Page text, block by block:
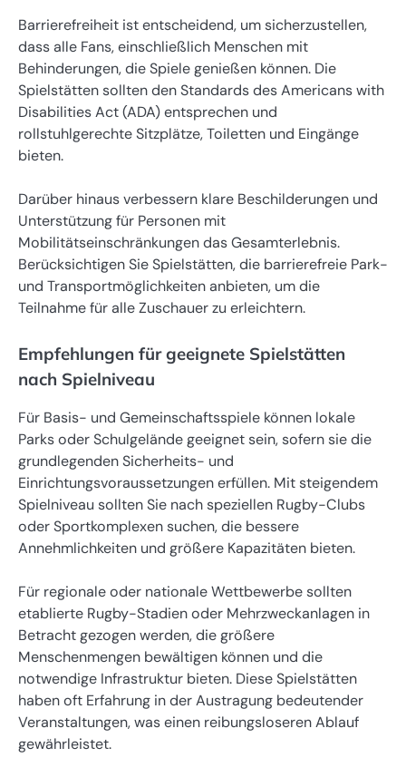
Barrierefreiheit ist entscheidend, um sicherzustellen,
dass alle Fans, einschließlich Menschen mit
Behinderungen, die Spiele genießen können. Die
Spielstätten sollten den Standards des Americans with
Disabilities Act (ADA) entsprechen und
rollstuhlgerechte Sitzplätze, Toiletten und Eingänge
bieten.
Darüber hinaus verbessern klare Beschilderungen und
Unterstützung für Personen mit
Mobilitätseinschränkungen das Gesamterlebnis.
Berücksichtigen Sie Spielstätten, die barrierefreie Park-
und Transportmöglichkeiten anbieten, um die
Teilnahme für alle Zuschauer zu erleichtern.
Empfehlungen für geeignete Spielstätten
nach Spielniveau
Für Basis- und Gemeinschaftsspiele können lokale
Parks oder Schulgelände geeignet sein, sofern sie die
grundlegenden Sicherheits- und
Einrichtungsvoraussetzungen erfüllen. Mit steigendem
Spielniveau sollten Sie nach speziellen Rugby-Clubs
oder Sportkomplexen suchen, die bessere
Annehmlichkeiten und größere Kapazitäten bieten.
Für regionale oder nationale Wettbewerbe sollten
etablierte Rugby-Stadien oder Mehrzweckanlagen in
Betracht gezogen werden, die größere
Menschenmengen bewältigen können und die
notwendige Infrastruktur bieten. Diese Spielstätten
haben oft Erfahrung in der Austragung bedeutender
Veranstaltungen, was einen reibungsloseren Ablauf
gewährleistet.